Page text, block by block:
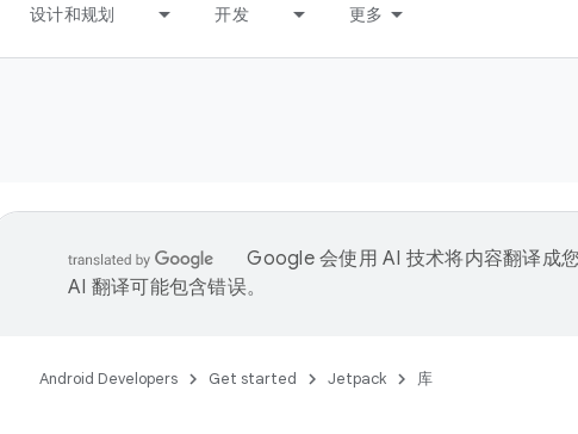
设计和规划 开发 更多
Google 会使用 AI 技术将内容翻译成您
AI 翻译可能包含错误。
Android Developers Get started Jetpack 库